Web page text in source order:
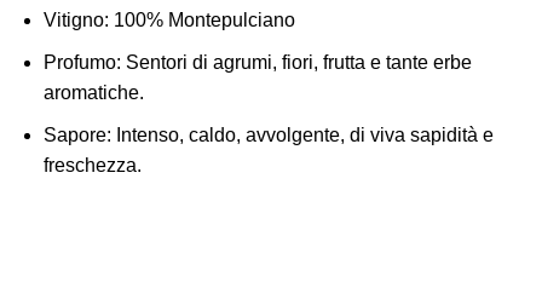
Vitigno: 100% Montepulciano
Profumo: Sentori di agrumi, fiori, frutta e tante erbe
aromatiche.
Sapore: Intenso, caldo, avvolgente, di viva sapidità e
freschezza.